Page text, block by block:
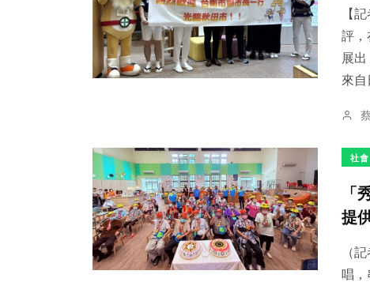
【
評，
展
來自
社會
「
提
（
唱